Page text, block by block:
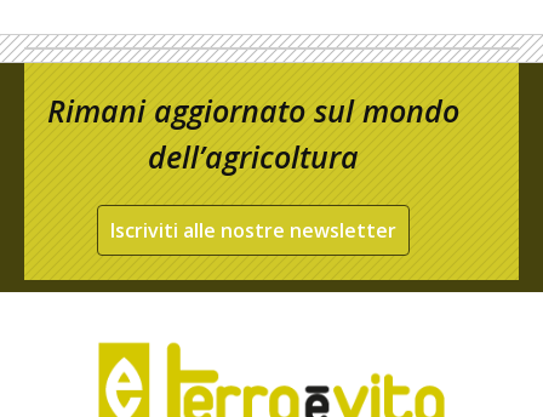
Rimani aggiornato sul mondo
dell’agricoltura
Iscriviti alle nostre newsletter